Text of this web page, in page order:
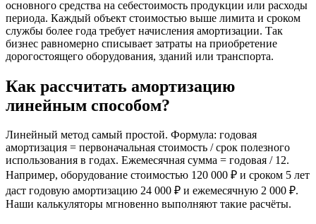
основного средства на себестоимость продукции или расходы
периода. Каждый объект стоимостью выше лимита и сроком
службы более года требует начисления амортизации. Так
бизнес равномерно списывает затраты на приобретение
дорогостоящего оборудования, зданий или транспорта.
Как рассчитать амортизацию
линейным способом?
Линейный метод самый простой. Формула: годовая
амортизация = первоначальная стоимость / срок полезного
использования в годах. Ежемесячная сумма = годовая / 12.
Например, оборудование стоимостью 120 000 ₽ и сроком 5 лет
даст годовую амортизацию 24 000 ₽ и ежемесячную 2 000 ₽.
Наши калькуляторы мгновенно выполняют такие расчёты.